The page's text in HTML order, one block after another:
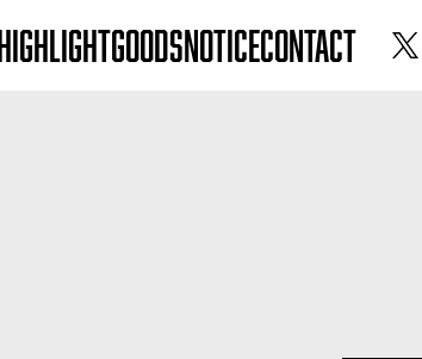
GOODSNOTICECONTACT